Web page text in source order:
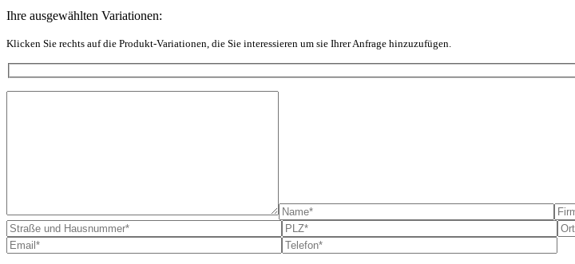
Ihre ausgewählten Variationen:
Klicken Sie rechts auf die Produkt-Variationen, die Sie interessieren um sie Ihrer Anfrage hinzuzufügen.